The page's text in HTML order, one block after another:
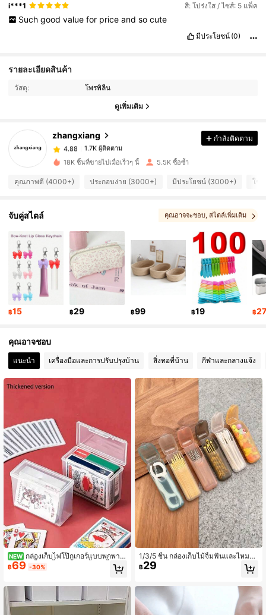
i***1 สี: โปร่งใส / ไซส์: 5 แพ็ค
Such good value for price and so cute
มีประโยชน์ (0)
รายละเอียดสินค้า
วัสดุ: โพรพิลีน
ดูเพิ่มเติม
zhangxiang
4.88
4.88
1.7K ผู้ติดตาม
c***3 จ่าย1 วันที่ผ่านมา
4.88
4.88 1.7K ผู้ติดตาม
4.88 1.7K ผู้ติดตาม
4.88 1.7K ผู้ติดตาม
4.88 1.7K ผู้ติดตาม
กำลังติดตาม
18K ชิ้นที่ขายไปเมื่อเร็วๆ นี้ 5.5K ซื้อซ้ำ
คุณภาพดี (4000+) ประกอบง่าย (3000+) มีประโยชน์ (3000+) ใช้
จับคู่สไตล์ คุณอาจจะชอบ, สไตล์เพิ่มเติม
฿15 ฿29 ฿99 ฿19 ฿
คุณอาจชอบ
แนะนำ เครื่องมือและการปรับปรุงบ้าน สิ่งทอที่บ้าน กีฬาและกลางแจ้ง
NEW กล่องเก็บไพ่โป๊กเกอร์แบบพกพา 1
0 ชิ้น/8 ชิ้น/5 ชิ้น/4 ชิ้น/3 ชิ้น/1 ชิ้น กล่
องเก็บการ์ด กล่องเก็บเครื่องประดับและ
ตรประจำตัว การ์ดฝึกหัด และนามบัตร
฿69 -30%
1/3/5 ชิ้น กล่องเก็บไม้จิ้มฟันและไหมขั
ดฟันแบบพกพา - กล่องใส่ยาเดินทางกั
นรั่วซึมพร้อมฝาใส, ที่ใส่ดูแลฟัน EDC ข
ฟัน - กล่องพลาสติกทนทานสำหรับเดิน
ทาง, กลางแจ้ง, บ้าน, สำนักงาน - ดีไซ
น์ประหยัดพื้นที่, ที่วางไม้จิ้มฟัน, การจัด
฿29